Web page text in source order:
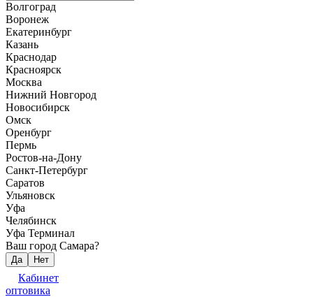
Волгоград
Воронеж
Екатеринбург
Казань
Краснодар
Красноярск
Москва
Нижний Новгород
Новосибирск
Омск
Оренбург
Пермь
Ростов-на-Дону
Санкт-Петербург
Саратов
Ульяновск
Уфа
Челябинск
Уфа Терминал
Ваш город Самара?
Да Нет
Кабинет
оптовика